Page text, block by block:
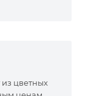
цветных